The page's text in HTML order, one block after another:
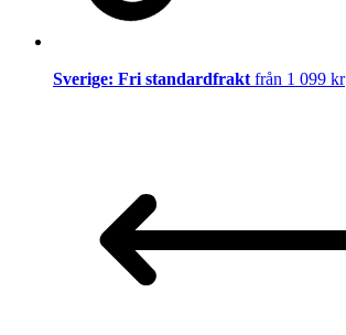
Sverige: Fri standardfrakt från 1 099 kr